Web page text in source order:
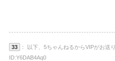
33
： 以下、5ちゃんねるからVIPがお送
ID:Y6DAB4Aq0